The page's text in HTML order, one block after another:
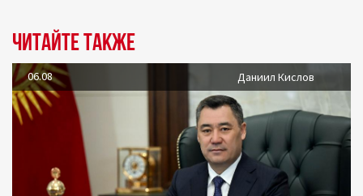
Читайте также
06.08 Даниил Кислов